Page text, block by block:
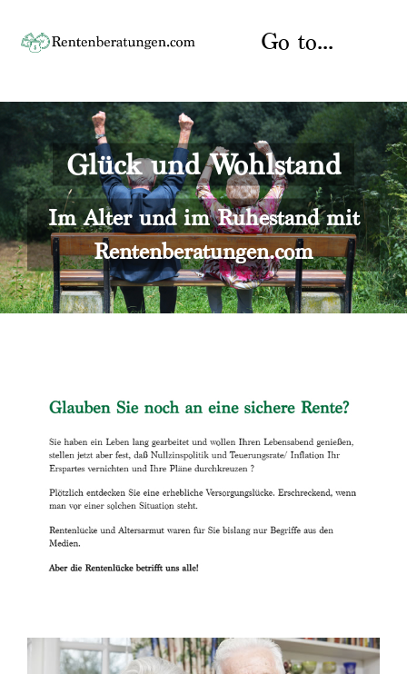
content
Go to...
Startseite
Rente
Rentenberater
Rentenversicherung
Versicherungsberatung
Über uns
Kontakt
Glück und Wohlstand
Im Alter und im Ruhestand mit
Rentenberatungen.com